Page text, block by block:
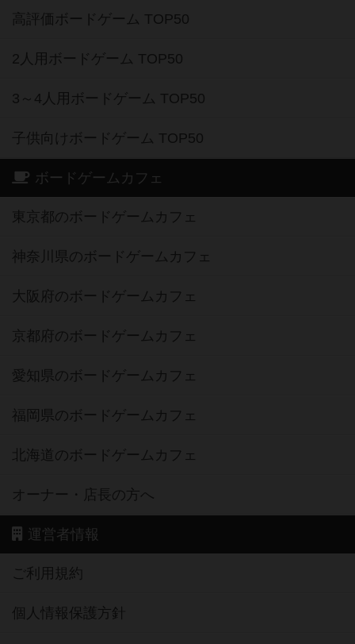
高評価ボードゲーム TOP50
2人用ボードゲーム TOP50
3～4人用ボードゲーム TOP50
子供向けボードゲーム TOP50
ボードゲームカフェ
東京都のボードゲームカフェ
神奈川県のボードゲームカフェ
大阪府のボードゲームカフェ
京都府のボードゲームカフェ
愛知県のボードゲームカフェ
福岡県のボードゲームカフェ
北海道のボードゲームカフェ
オーナー・店長の方へ
運営者情報
ご利用規約
個人情報保護方針